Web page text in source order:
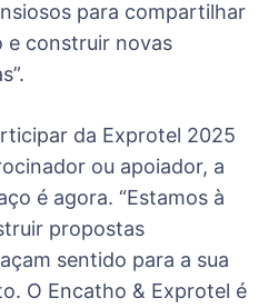
para compartilhar
e construir novas
da Exprotel 2025
ou apoiador, a
é agora. “Estamos à
propostas
sentido para a sua
O Encatho & Exprotel é